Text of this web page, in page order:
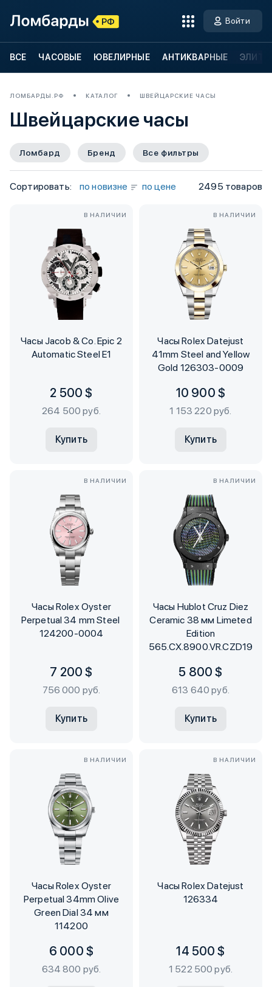
Войти
ВСЕ ЧАСОВЫЕ ЮВЕЛИРНЫЕ АНТИКВАРНЫЕ
ЛОМБАРДЫ.РФ КАТАЛОГ ШВЕЙЦАРСКИЕ ЧАСЫ
Швейцарские часы
Ломбард Бренд Все фильтры
Сортировать: по новизне по цене 2495 товаров
В НАЛИЧИИ
Часы Jacob & Co. Epic 2
Automatic Steel E1
2 500 $
264 500 руб.
Купить
В НАЛИЧИИ
Часы Rolex Datejust
41mm Steel and Yellow
Gold 126303-0009
10 900 $
1 153 220 руб.
Купить
В НАЛИЧИИ
Часы Rolex Oyster
Perpetual 34 mm Steel
124200-0004
7 200 $
756 000 руб.
Купить
В НАЛИЧИИ
Часы Hublot Cruz Diez
Ceramic 38 мм Limeted
Edition
565.CX.8900.VR.CZD19
5 800 $
613 640 руб.
Купить
В НАЛИЧИИ
Часы Rolex Oyster
Perpetual 34mm Olive
Green Dial 34 мм
114200
6 000 $
634 800 руб.
В НАЛИЧИИ
Часы Rolex Datejust
126334
14 500 $
1 522 500 руб.